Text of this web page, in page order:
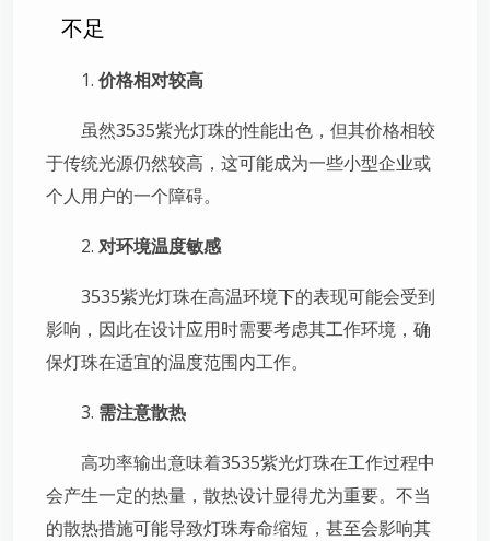
不足
1. 价格相对较高
虽然3535紫光灯珠的性能出色，但其价格相较
于传统光源仍然较高，这可能成为一些小型企业或
个人用户的一个障碍。
2. 对环境温度敏感
3535紫光灯珠在高温环境下的表现可能会受到
影响，因此在设计应用时需要考虑其工作环境，确
保灯珠在适宜的温度范围内工作。
3. 需注意散热
高功率输出意味着3535紫光灯珠在工作过程中
会产生一定的热量，散热设计显得尤为重要。不当
的散热措施可能导致灯珠寿命缩短，甚至会影响其